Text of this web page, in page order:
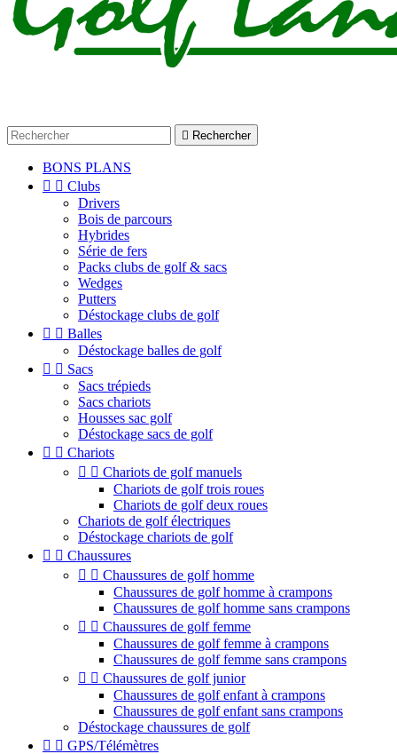
 Rechercher
BONS PLANS
  Clubs
Drivers
Bois de parcours
Hybrides
Série de fers
Packs clubs de golf & sacs
Wedges
Putters
Déstockage clubs de golf
  Balles
Déstockage balles de golf
  Sacs
Sacs trépieds
Sacs chariots
Housses sac golf
Déstockage sacs de golf
  Chariots
  Chariots de golf manuels
Chariots de golf trois roues
Chariots de golf deux roues
Chariots de golf électriques
Déstockage chariots de golf
  Chaussures
  Chaussures de golf homme
Chaussures de golf homme à crampons
Chaussures de golf homme sans crampons
  Chaussures de golf femme
Chaussures de golf femme à crampons
Chaussures de golf femme sans crampons
  Chaussures de golf junior
Chaussures de golf enfant à crampons
Chaussures de golf enfant sans crampons
Déstockage chaussures de golf
  GPS/Télémètres